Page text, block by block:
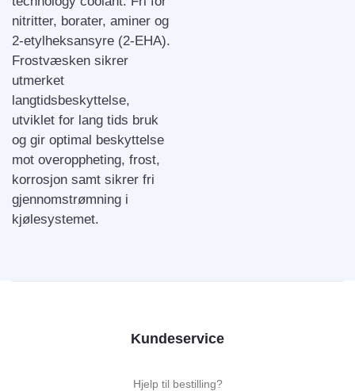
nitritter, borater, aminer og
2-etylheksansyre (2-EHA).
Frostvæsken sikrer
utmerket
langtidsbeskyttelse,
utviklet for lang tids bruk
og gir optimal beskyttelse
mot overoppheting, frost,
korrosjon samt sikrer fri
gjennomstrømning i
kjølesystemet.
Kundeservice
Hjelp til bestilling?